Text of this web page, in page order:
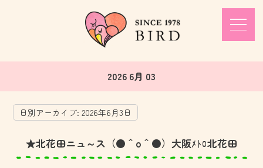
2026 6月 03
日別アーカイブ:2026年6月3日
★北花田ニュ～ス（●＾o＾●）大阪ﾒﾄﾛ北花田